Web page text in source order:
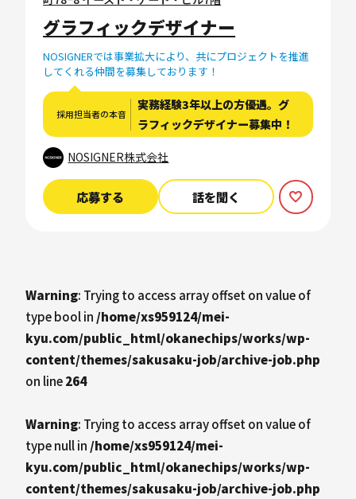
グラフィックデザイナー
NOSIGNERでは事業拡大により、共にプロジェクトを推進
してくれる仲間を募集しております！
採用担当者の本音
実務経験3年以上の方優遇。グ
ラフィックデザイナー募集中！
NOSIGNER株式会社
応募する 話を聞く
Warning: Trying to access array offset on value of
type bool in /home/xs959124/mei-
kyu.com/public_html/okanechips/works/wp-
content/themes/sakusaku-job/archive-job.php
on line264
Warning: Trying to access array offset on value of
type null in /home/xs959124/mei-
kyu.com/public_html/okanechips/works/wp-
content/themes/sakusaku-job/archive-job.php